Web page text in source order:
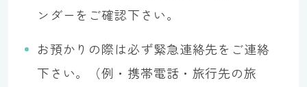
ンダーをご確認下さい。
お預かりの際は必ず緊急連絡先をご連絡
下さい。（例・携帯電話・旅行先の旅